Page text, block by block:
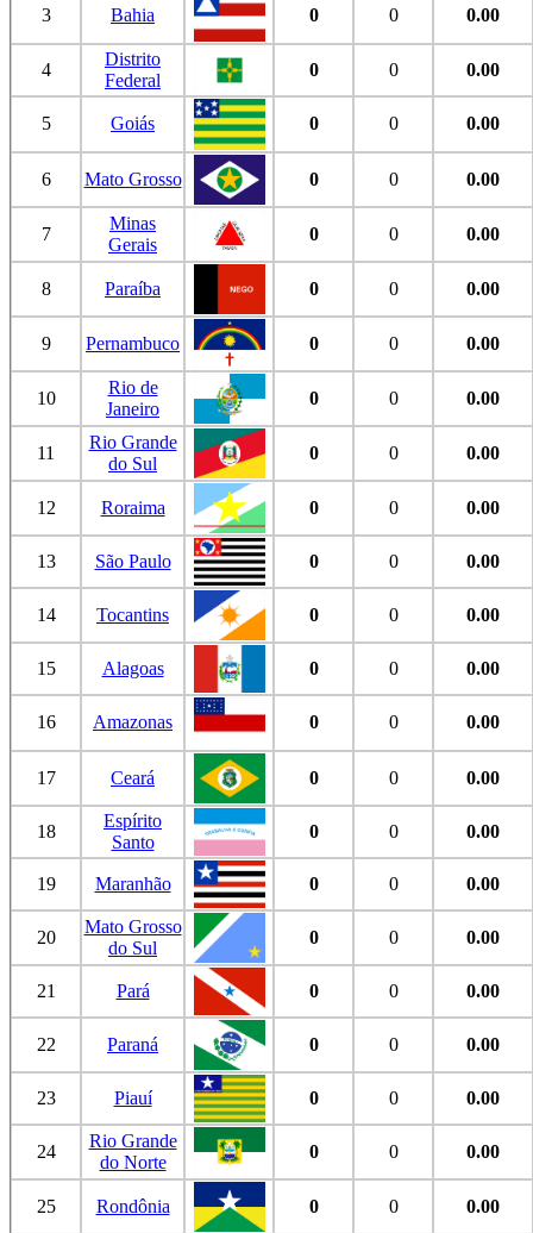
3 Bahia 0 0 0.00
4
Distrito
Federal
0 0 0.00
5 Goiás 0 0 0.00
6 Mato Grosso 0 0 0.00
7
Minas
Gerais
0 0 0.00
8 Paraíba 0 0 0.00
9 Pernambuco 0 0 0.00
10
Rio de
Janeiro
0 0 0.00
11
Rio Grande
do Sul
0 0 0.00
12 Roraima 0 0 0.00
13 São Paulo 0 0 0.00
14 Tocantins 0 0 0.00
15 Alagoas 0 0 0.00
16 Amazonas 0 0 0.00
17 Ceará 0 0 0.00
18
Espírito
Santo
0 0 0.00
19 Maranhão 0 0 0.00
20
Mato Grosso
do Sul
0 0 0.00
21 Pará 0 0 0.00
22 Paraná 0 0 0.00
23 Piauí 0 0 0.00
24
Rio Grande
do Norte
0 0 0.00
25 Rondônia 0 0 0.00